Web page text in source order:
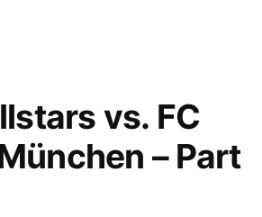
10
vs. FC
– Part